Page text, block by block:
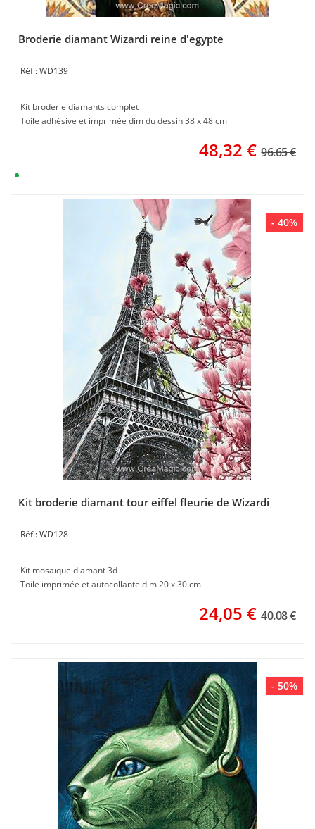
Broderie diamant Wizardi reine d'egypte
WD139
Kit broderie diamants complet
Toile adhésive et imprimée dim du dessin 38 x 48 cm
48,32 € 96.65 €
- 40%
Kit broderie diamant tour eiffel fleurie de Wizardi
WD128
Kit mosaïque diamant 3d
Toile imprimée et autocollante dim 20 x 30 cm
24,05 € 40.08 €
- 50%